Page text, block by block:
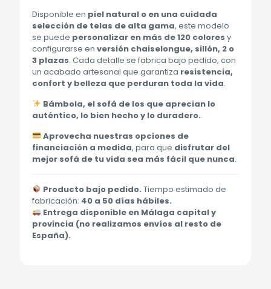
Disponible en piel natural o en una cuidada
selección de telas de alta gama, este modelo
se puede personalizar en más de 120 colores y
configurarse en versión chaiselongue, sillón, 2 o
3 plazas. Cada detalle se fabrica bajo pedido, con
un acabado artesanal que garantiza resistencia,
confort y belleza que perduran toda la vida.
Bámbola, el sofá de los que aprecian lo
auténtico, lo bien hecho y lo duradero.
Aprovecha nuestras opciones de
financiación a medida, para que disfrutar del
mejor sofá de tu vida sea más fácil que nunca.
Producto bajo pedido. Tiempo estimado de
fabricación: 40 a 50 días hábiles.
Entrega disponible en Málaga capital y
provincia (no realizamos envíos al resto de
España).